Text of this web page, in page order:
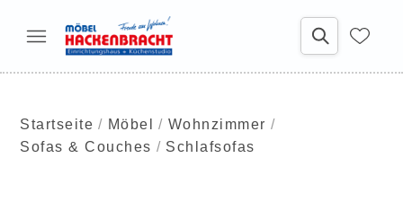
Startseite Möbel
Wohnzimmer
Sofas & Couches
Schlafsofas